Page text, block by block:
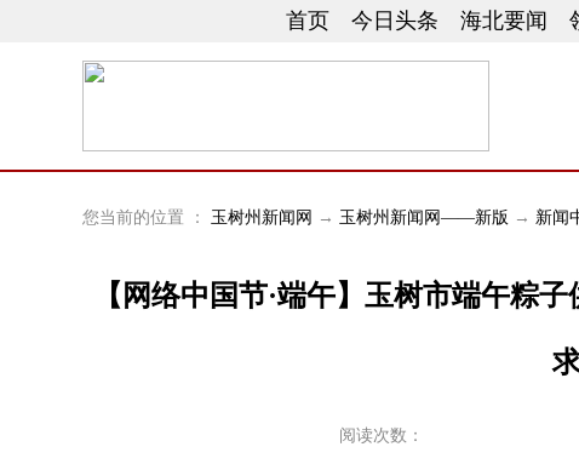
首页 今日头条 海北要闻
您当前的位置 ： 玉树州新闻网 → 玉树州新闻网——新版 → 新闻
【网络中国节·端午】玉树市端午粽
阅读次数：